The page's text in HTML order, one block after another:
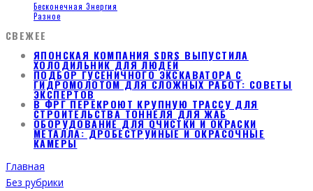
Бесконечная Энергия
Разное
СВЕЖЕЕ
ЯПОНСКАЯ КОМПАНИЯ SDRS ВЫПУСТИЛА
ХОЛОДИЛЬНИК ДЛЯ ЛЮДЕЙ
ПОДБОР ГУСЕНИЧНОГО ЭКСКАВАТОРА С
ГИДРОМОЛОТОМ ДЛЯ СЛОЖНЫХ РАБОТ: СОВЕТЫ
ЭКСПЕРТОВ
В ФРГ ПЕРЕКРОЮТ КРУПНУЮ ТРАССУ ДЛЯ
СТРОИТЕЛЬСТВА ТОННЕЛЯ ДЛЯ ЖАБ
ОБОРУДОВАНИЕ ДЛЯ ОЧИСТКИ И ОКРАСКИ
МЕТАЛЛА: ДРОБЕСТРУЙНЫЕ И ОКРАСОЧНЫЕ
КАМЕРЫ
Главная
Без рубрики